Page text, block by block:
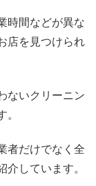
時間などが異な
店を見つけられ
ないクリーニン
。
者だけでなく全
介しています。